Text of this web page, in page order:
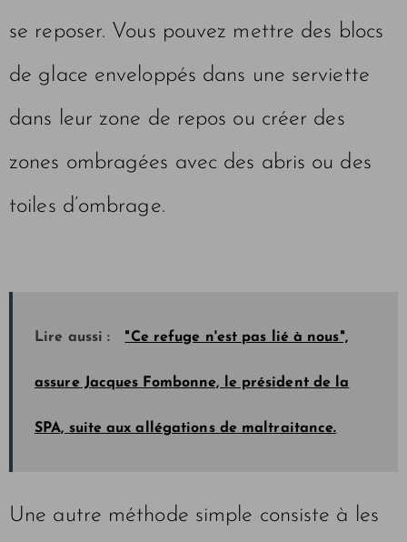
se reposer. Vous pouvez mettre des blocs
de glace enveloppés dans une serviette
dans leur zone de repos ou créer des
zones ombragées avec des abris ou des
toiles d’ombrage.
Lire aussi : "Ce refuge n'est pas lié à nous",
assure Jacques Fombonne, le président de la
SPA, suite aux allégations de maltraitance.
Une autre méthode simple consiste à les